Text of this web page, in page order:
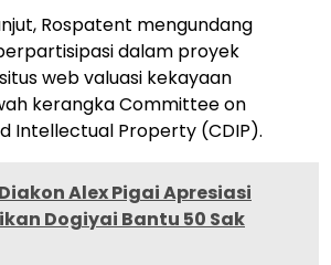
Rospatent mengundang
dalam proyek
web valuasi kekayaan
kerangka Committee on
Intellectual Property (CDIP).
Diakon Alex Pigai Apresiasi
Dogiyai Bantu 50 Sak